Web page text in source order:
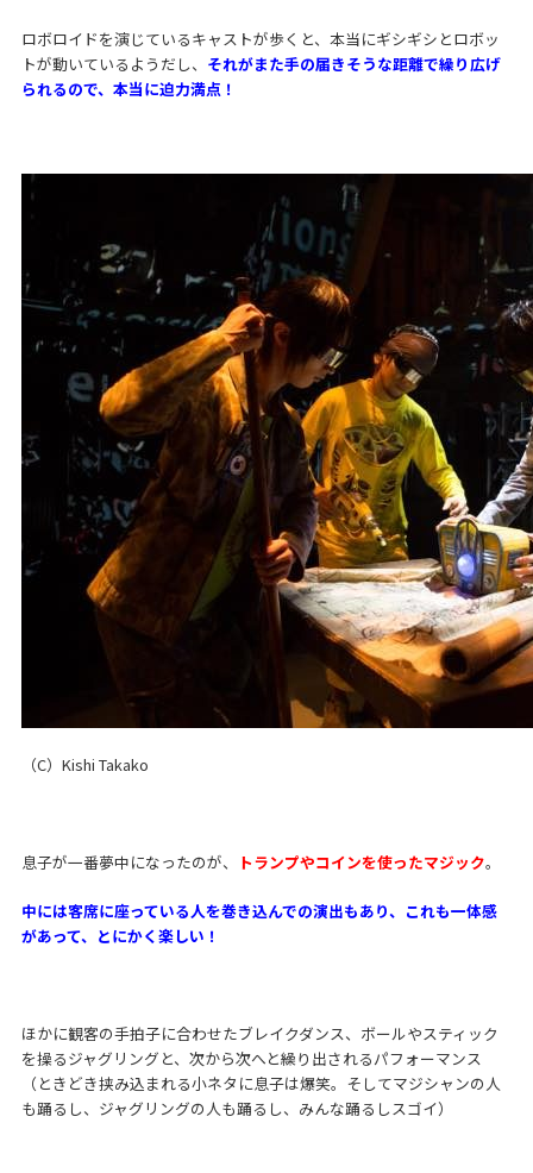
ロボロイドを演じているキャストが歩くと、本当にギシギシとロボッ
トが動いているようだし、 それがまた手の届きそうな距離で繰り広げ
られるので、本当に迫力満点！
（C）Kishi Takako
息子が一番夢中になったのが、 トランプやコインを使ったマジック。
中には客席に座っている人を巻き込んでの演出もあり、これも一体感
があって、とにかく楽しい！
ほかに観客の手拍子に合わせたブレイクダンス、ボールやスティック
を操るジャグリングと、次から次へと繰り出されるパフォーマンス
（ときどき挟み込まれる小ネタに息子は爆笑。そしてマジシャンの人
も踊るし、ジャグリングの人も踊るし、みんな踊るしスゴイ）